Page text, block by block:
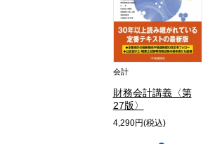
会計
財務会計講義〈第
27版〉
4,290円(税込)